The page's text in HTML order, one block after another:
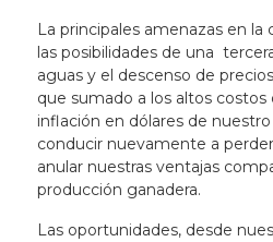
La principales amenazas en la
las posibilidades de una
aguas y el descenso de
que sumado a los altos costos
inflación en dólares de
conducir nuevamente a
anular nuestras ventajas
producción ganadera.
Las oportunidades, desde